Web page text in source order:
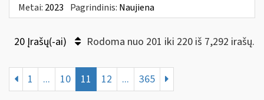
Metai: 2023 Pagrindinis: Naujiena
20 Įrašų(-ai) Rodoma nuo 201 iki 220 iš 7,292 irašų.
1 ... 10 11 12 ... 365